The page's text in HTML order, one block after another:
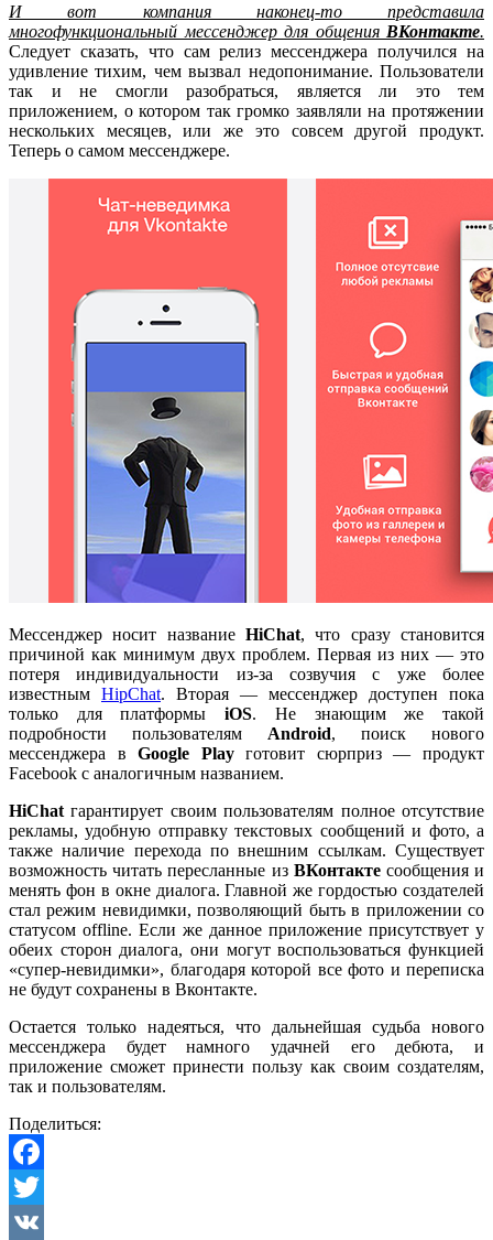
И вот компания наконец-то представила
многофункциональный мессенджер для общения ВКонтакте.
Следует сказать, что сам релиз мессенджера получился на
удивление тихим, чем вызвал недопонимание. Пользователи
так и не смогли разобраться, является ли это тем
приложением, о котором так громко заявляли на протяжении
нескольких месяцев, или же это совсем другой продукт.
Теперь о самом мессенджере.
Мессенджер носит название HiChat, что сразу становится
причиной как минимум двух проблем. Первая из них — это
потеря индивидуальности из-за созвучия с уже более
известным HipChat. Вторая — мессенджер доступен пока
только для платформы iOS. Не знающим же такой
подробности пользователям Android, поиск нового
мессенджера вGoogle Рlayготовит сюрприз — продукт
Facebook с аналогичным названием.
HiChat гарантирует своим пользователям полное отсутствие
рекламы, удобную отправку текстовых сообщений и фото, а
также наличие перехода по внешним ссылкам. Существует
возможность читать пересланные из ВКонтактесообщения и
менять фон в окне диалога. Главной же гордостью создателей
стал режим невидимки, позволяющий быть в приложении со
статусом offline. Если же данное приложение присутствует у
обеих сторон диалога, они могут воспользоваться функцией
«супер-невидимки», благодаря которой все фото и переписка
не будут сохранены в Вконтакте.
Остается только надеяться, что дальнейшая судьба нового
мессенджера будет намного удачней его дебюта, и
приложение сможет принести пользу как своим создателям,
так и пользователям.
Поделиться:
Facebook
Twitter